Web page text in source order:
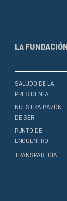
LA FUNDACIÓN
SALUDO DE LA
PRESIDENTA
NUESTRA RAZON
DE SER
PUNTO DE
ENCUENTRO
TRANSPARECIA